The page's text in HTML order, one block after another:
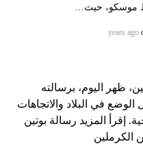
موسكو، حيث…
ظهر اليوم، برسالته
الوضع في البلاد والاتجاهات
إقرأ المزيد رسالة بوتين
الكرملين